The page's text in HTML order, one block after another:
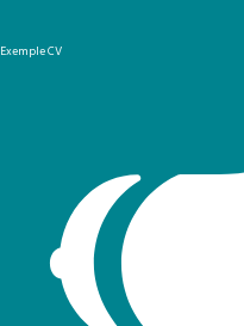
Exemple CV